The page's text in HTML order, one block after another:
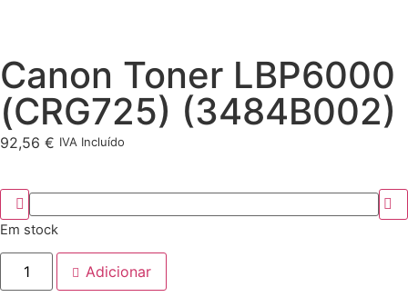
Canon Toner LBP6000
(CRG725) (3484B002)
92,56 € IVA Incluído
Em stock
Adicionar